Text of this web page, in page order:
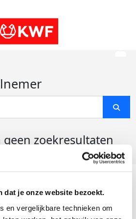
dat je onze website bezoekt.
en vergelijkbare technieken om
geen zoekresultaten